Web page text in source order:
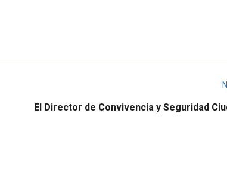
El Director de Convivencia y Seguridad